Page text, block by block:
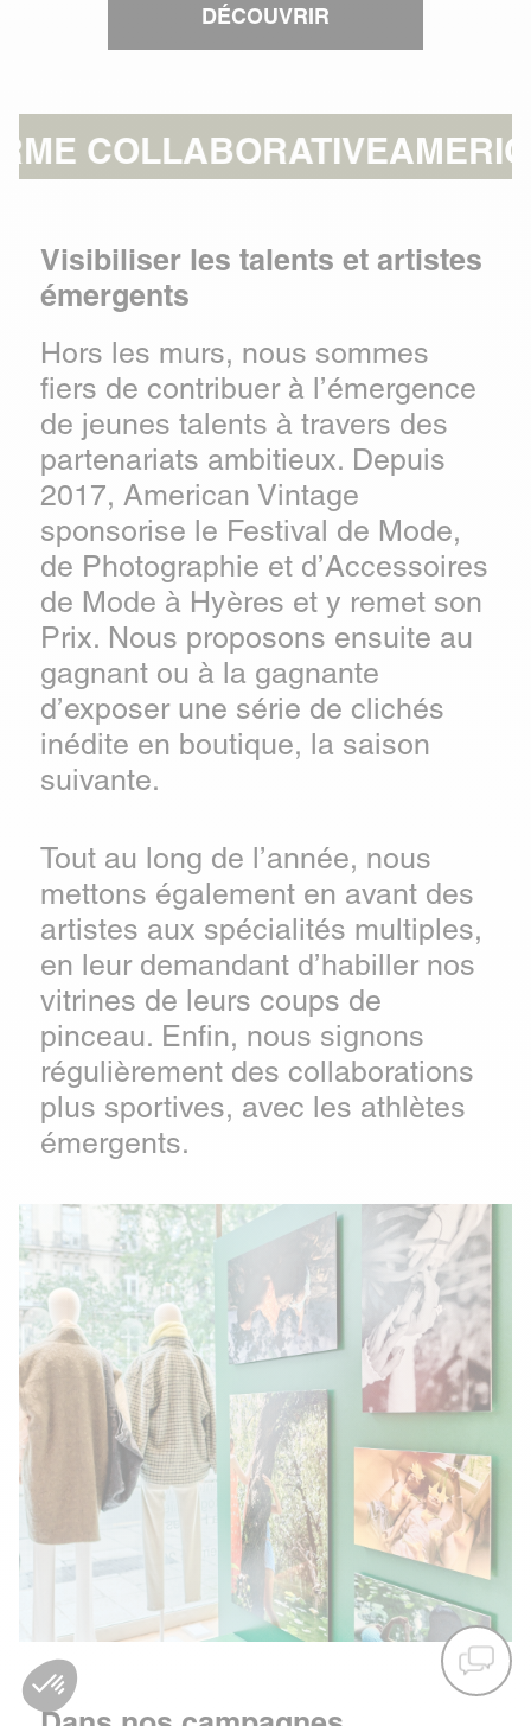
DÉCOUVRIR
AMERICAN VINTAGE,
Visibiliser les talents et artistes
émergents
Hors les murs, nous sommes
fiers de contribuer à l’émergence
de jeunes talents à travers des
partenariats ambitieux. Depuis
2017, American Vintage
sponsorise le Festival de Mode,
de Photographie et d’Accessoires
de Mode à Hyères et y remet son
Prix. Nous proposons ensuite au
gagnant ou à la gagnante
d’exposer une série de clichés
inédite en boutique, la saison
suivante.
Tout au long de l’année, nous
mettons également en avant des
artistes aux spécialités multiples,
en leur demandant d’habiller nos
vitrines de leurs coups de
pinceau. Enfin, nous signons
régulièrement des collaborations
plus sportives, avec les athlètes
émergents.